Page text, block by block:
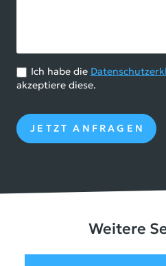
Ich habe die
akzeptiere diese.
Weitere